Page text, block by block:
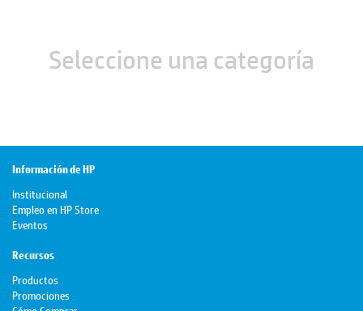
Seleccione una categoría
Información de HP
Institucional
Empleo en HP Store
Eventos
Recursos
Productos
Promociones